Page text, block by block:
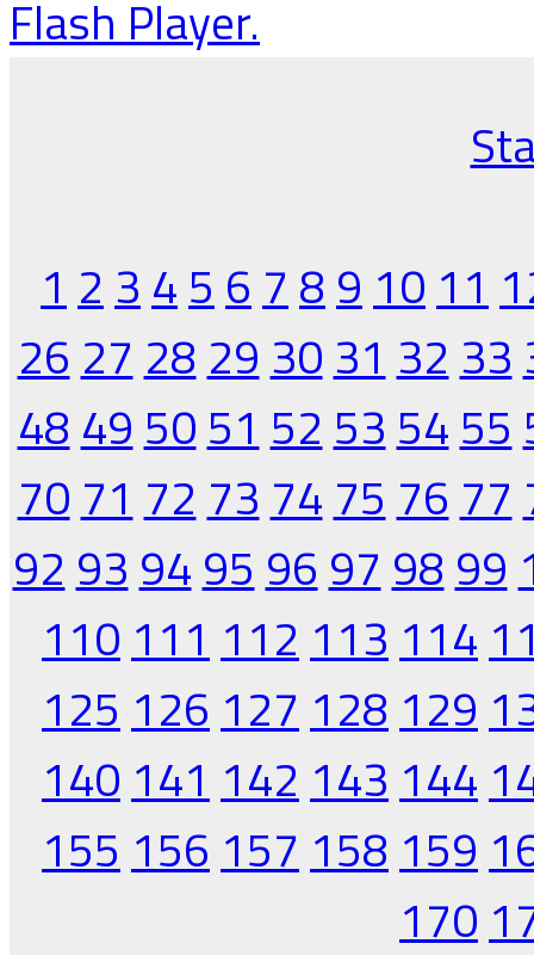
Flash Player.
1 2 3 4 5 6 7 8 9 10 11
26 27 28 29 30 31 32 33
48 49 50 51 52 53 54 55
70 71 72 73 74 75 76 77
92 93 94 95 96 97 98 99
110 111 112 113 114
125 126 127 128 129
140 141 142 143 144
155 156 157 158 159
170